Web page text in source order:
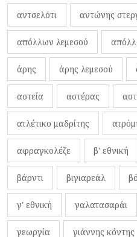
αντσελότι αντώνης
απόλλων λεμεσού
άρης άρης λεμεσού
αστεία αστέρας
ατλέτικο μαδρίτης
αφραγκολέζε β' εθνική
βάρντι βιγιαρεάλ
γ' εθνική γαλατασαράι
γεωργία γιάννης κόντης